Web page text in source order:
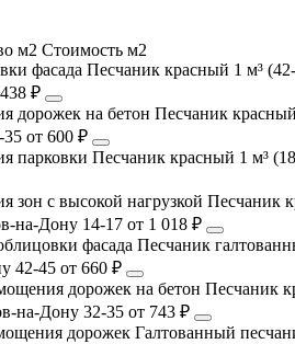
м2 Стоимость м2
Песчаник красный 1 м³
₽
Песчаник
35 от 600 ₽
Песчаник красный 1 м³
Песчаник
на-Дону 14-17 от 1 018 ₽
Песчаник
42-45 от 660 ₽
Песчаник
на-Дону 32-35 от 743 ₽
Галтованный